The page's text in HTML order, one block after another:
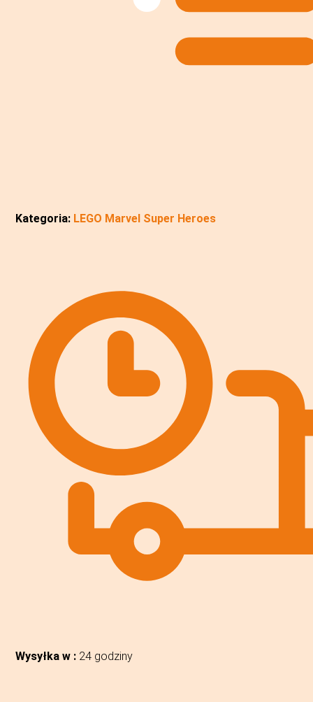
Kategoria: LEGO Marvel Super Heroes
Wysyłka w : 24 godziny